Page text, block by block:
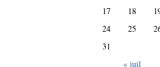
« juil
17
18
24
25
31